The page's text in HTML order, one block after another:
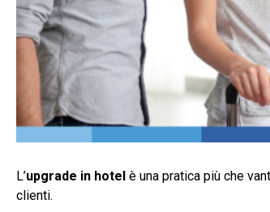
L’upgrade in hotel è una pratica più che
clienti.